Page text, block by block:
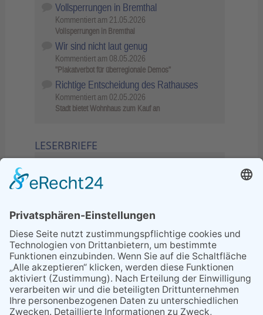
Vollsperrungen in Bremthal
Kommentiert am 21.05.2026
Vollsperrungen in Bremthal
Wir sind nicht laut genug
Kommentiert am 08.05.2026
"Plakatverbot für überregionale Demos"
Richtige Entscheidung des Rathauses
Kommentiert am 02.05.2026
Stadt bietet Wohnhaus zum Kauf an
LESERBRIEFE
Sperrung B455: Kleiner
Grenzverkehr statt weite Wege
21.04.2026
Wenn Bahn-Computer nicht
miteinander kommunizieren
11.03.2026
"Plakatverbot für überregionale
Demos"
04.02.2026
Gelbe Tonne – Ein kleiner Blick